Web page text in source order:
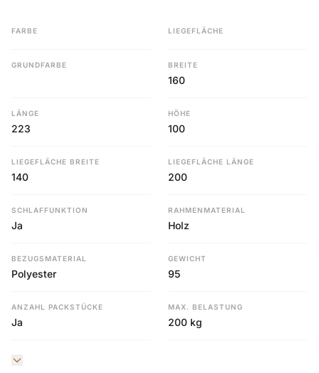
FARBE LIEGEFLÄCHE
GRUNDFARBE BREITE
160
LÄNGE
223
HÖHE
100
LIEGEFLÄCHE BREITE
140
LIEGEFLÄCHE LÄNGE
200
SCHLAFFUNKTION
Ja
RAHMENMATERIAL
Holz
BEZUGSMATERIAL
Polyester
GEWICHT
95
ANZAHL PACKSTÜCKE
Ja
MAX. BELASTUNG
200 kg